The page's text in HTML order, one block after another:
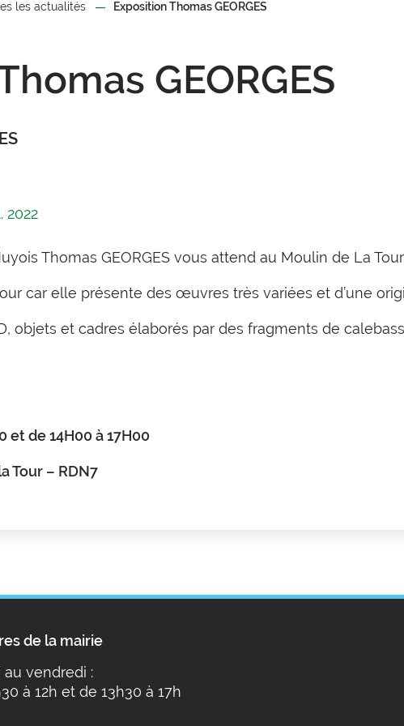
les actualités Exposition Thomas GEORGES
GEORGES
2022
Thomas GEORGES vous attend au Moulin de La Tour
car elle présente des œuvres très variées et d’une
objets et cadres élaborés par des fragments de
et de 14H00 à 17H00
Tour – RDN7
de la mairie
au vendredi :
à 12h et de 13h30 à 17h